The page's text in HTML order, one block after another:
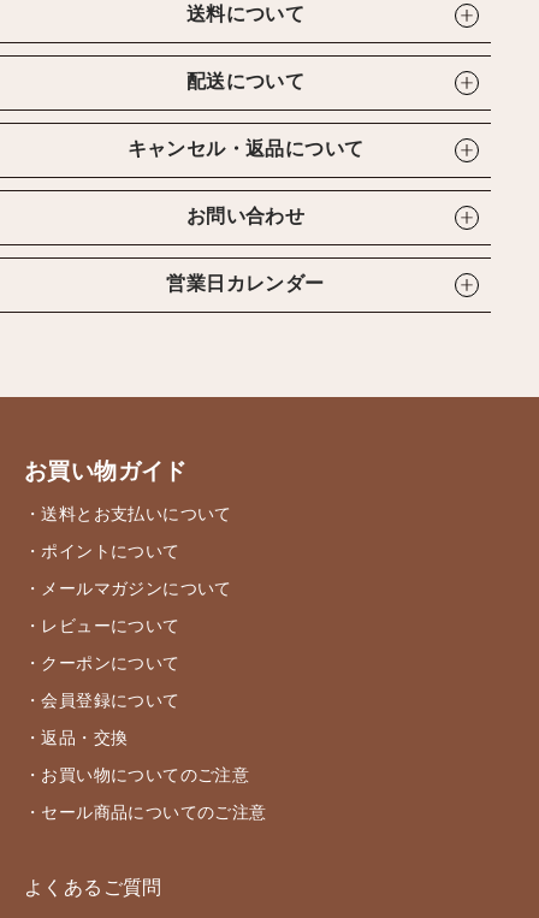
送料について
配送について
キャンセル・返品について
お問い合わせ
営業日カレンダー
お買い物ガイド
・送料とお支払いについて
・ポイントについて
・メールマガジンについて
・レビューについて
・クーポンについて
・会員登録について
・返品・交換
・お買い物についてのご注意
・セール商品についてのご注意
よくあるご質問